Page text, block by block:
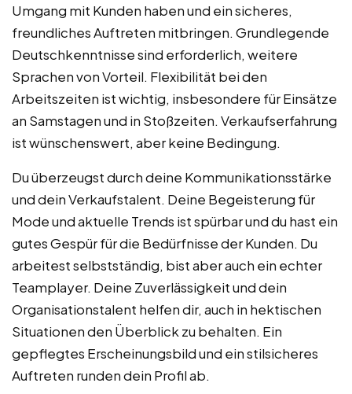
Umgang mit Kunden haben und ein sicheres,
freundliches Auftreten mitbringen. Grundlegende
Deutschkenntnisse sind erforderlich, weitere
Sprachen von Vorteil. Flexibilität bei den
Arbeitszeiten ist wichtig, insbesondere für Einsätze
an Samstagen und in Stoßzeiten. Verkaufserfahrung
ist wünschenswert, aber keine Bedingung.
Du überzeugst durch deine Kommunikationsstärke
und dein Verkaufstalent. Deine Begeisterung für
Mode und aktuelle Trends ist spürbar und du hast ein
gutes Gespür für die Bedürfnisse der Kunden. Du
arbeitest selbstständig, bist aber auch ein echter
Teamplayer. Deine Zuverlässigkeit und dein
Organisationstalent helfen dir, auch in hektischen
Situationen den Überblick zu behalten. Ein
gepflegtes Erscheinungsbild und ein stilsicheres
Auftreten runden dein Profil ab.